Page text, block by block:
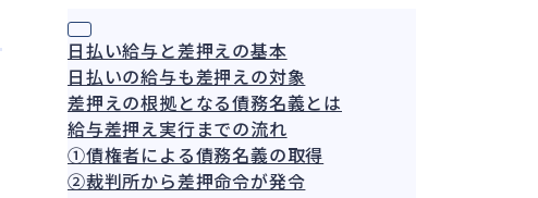
日払い給与と差押えの基本
日払いの給与も差押えの対象
差押えの根拠となる債務名義とは
給与差押え実行までの流れ
①債権者による債務名義の取得
②裁判所から差押命令が発令